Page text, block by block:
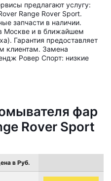
предлагают услугу:
Range Rover Sport.
запчасти в наличии.
Москве и в ближайшем
Гарантия предоставляет
клиентам. Замена
Ровер Спорт: низкие
фар
Rover Sport
в Руб.